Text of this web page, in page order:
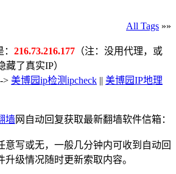
All Tags »»
216.73.216.177 （注：没用代理，或
了真实IP）
> 美博园ip检测ipcheck || 美博园IP地理
墙网自动回复获取最新翻墙软件信箱：
意写或无，一般几分钟内可收到自动回
级情况随时更新索取内容。